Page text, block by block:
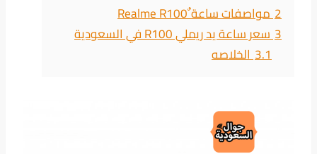
2مواصفات ساعة ٌRealme R100
3سعر ساعة يد ريملي R100 في السعودية
3.1الخلاصه